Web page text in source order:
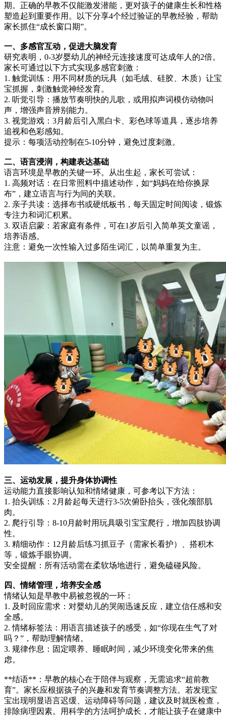
期。正确的早教不仅能激发潜能，更对孩子的健康生长和性格
塑造起到重要作用。以下分享4个经过验证的早教经验，帮助
家长抓住“成长窗口期”。
一、多感官互动，促进大脑发育
研究表明，0-3岁婴幼儿的神经元连接速度可达成年人的2倍。
家长可通过以下方式实现多感官刺激：
1. 触觉训练：用不同材质的玩具（如毛绒、硅胶、木质）让宝
宝抓握，刺激触觉神经发育。
2. 听觉引导：播放节奏明快的儿歌，或用拟声词模仿动物叫
声，增强声音辨别能力。
3. 视觉游戏：3月龄后引入黑白卡、彩色球等道具，逐步培养
追视和色彩感知。
提示：每项活动控制在5-10分钟，避免过度刺激。
二、语言浸润，构建表达基础
语言环境是早教的关键一环。从出生起，家长可尝试：
1. 高频对话：在日常照料中描述动作，如“妈妈在给你换尿
布”，建立语言与行为间的关联。
2. 亲子共读：选择布书或硬纸板书，每天固定时间阅读，锻炼
专注力和词汇积累。
3. 双语启蒙：若家庭有条件，可在1岁后引入简单英文童谣，
培养语感。
注意：避免一次性输入过多陌生词汇，以简单重复为主。
三、运动发展，提升身体协调性
运动能力直接影响认知和情绪健康，可参考以下方法：
1. 抬头训练：2月龄起每天进行3-5次俯卧抬头，强化颈部肌
肉。
2. 爬行引导：8-10月龄时用玩具吸引宝宝爬行，增加四肢协调
性。
3. 精细动作：12月龄后练习抓豆子（需家长看护）、搭积木
等，锻炼手眼协调。
安全提醒：所有活动需在柔软场地进行，避免磕碰风险。
四、情绪管理，培养安全感
情绪认知是早教中易被忽视的一环：
1. 及时回应需求：对婴幼儿的哭闹迅速反应，建立信任感和安
全感。
2. 情绪标签法：用语言描述孩子的感受，如“你现在生气了对
吗？”，帮助理解情绪。
3. 规律作息：固定喂养、睡眠时间，减少环境变化带来的焦
虑。
**结语**：早教的核心在于陪伴与观察，无需追求“超前教
育”。家长应根据孩子的兴趣和发育节奏调整方法。若发现宝
宝出现明显语言迟缓、运动障碍等问题，建议及时就医检查，
排除病理因素。用科学的方法呵护成长，才能让孩子在健康中